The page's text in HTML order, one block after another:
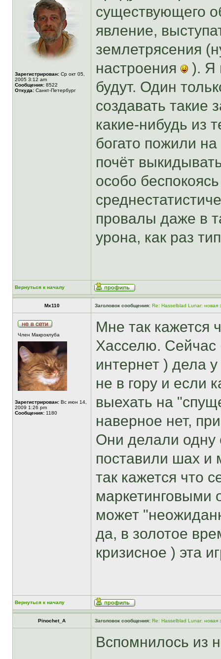
Зарегистрирован: Ср окт 05,
2005 3:12 am
Сообщения: 8522
Откуда: Санкт-Петербург
существующего
явление,
землетрясения
настроения
). Я
будут. Один
создавать такие
какие-нибудь из
богато пожили
почёт
особо
провалы даже в
урона, как раз
Вернуться к началу
Mx110 Заголовок сообщения: Re: Hasselblad Lunar: новая
Член Макроклуба
Зарегистрирован: Вс июн 14,
2009 1:26 pm
Сообщения: 1180
Мне так кажется
Хасселю. Сейчас
интернет ) дела
не в гору и если
выехать на
наверное нет,
Они делали одну
поставили шах и
так кажется что
маркетинговыми
может
да, в золотое
кризисное ) эта
Вернуться к началу
Pinochet_A Заголовок сообщения: Re: Hasselblad Lunar: новая
Вспомнилось из